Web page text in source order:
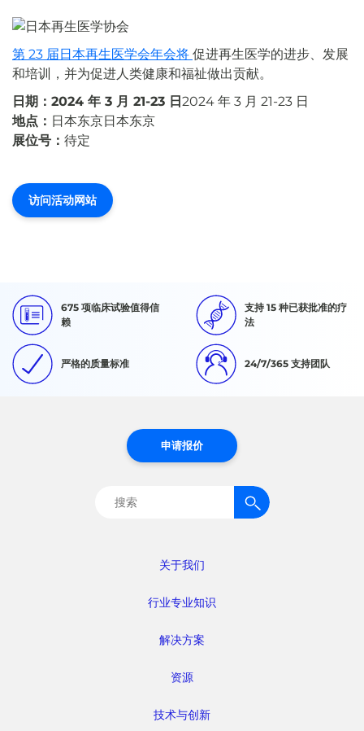
第 23 届日本再生医学会年会将 促进再生医学的进步、发展
和培训，并为促进人类健康和福祉做出贡献。
日期：2024 年 3 月 21-23 日2024 年 3 月 21-23 日
地点： 日本东京日本东京
展位号： 待定
访问活动网站
675 项临床试验值得信
赖
支持 15 种已获批准的疗
法
严格的质量标准 24/7/365 支持团队
关于我们
行业专业知识
解决方案
资源
技术与创新
申请报价
搜